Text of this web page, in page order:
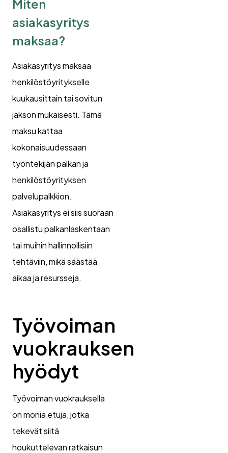
Miten
asiakasyritys
maksaa?
Asiakasyritys maksaa
henkilöstöyritykselle
kuukausittain tai sovitun
jakson mukaisesti. Tämä
maksu kattaa
kokonaisuudessaan
työntekijän palkan ja
henkilöstöyrityksen
palvelupalkkion.
Asiakasyritys ei siis suoraan
osallistu palkanlaskentaan
tai muihin hallinnollisiin
tehtäviin, mikä säästää
aikaa ja resursseja.
Työvoiman
vuokrauksen
hyödyt
Työvoiman vuokrauksella
on monia etuja, jotka
tekevät siitä
houkuttelevan ratkaisun